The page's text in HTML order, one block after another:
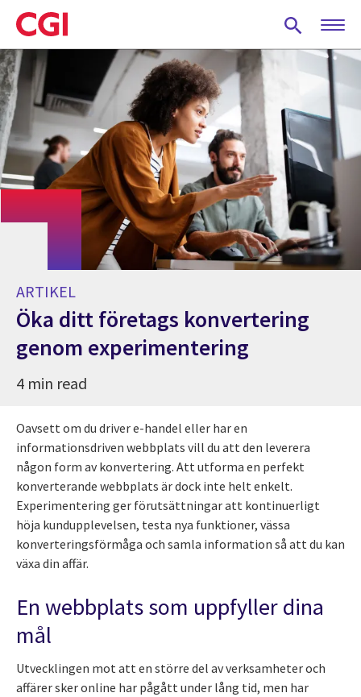
Skip
to
main
content
ARTIKEL
Öka ditt företags konvertering
genom experimentering
4 min read
Oavsett om du driver e-handel eller har en
informationsdriven webbplats vill du att den leverera
någon form av konvertering. Att utforma en perfekt
konverterande webbplats är dock inte helt enkelt.
Experimentering ger förutsättningar att kontinuerligt
höja kundupplevelsen, testa nya funktioner, vässa
konverteringsförmåga och samla information så att du kan
växa din affär.
En webbplats som uppfyller dina
mål
Utvecklingen mot att en större del av verksamheter och
affärer sker online har pågått under lång tid, men har